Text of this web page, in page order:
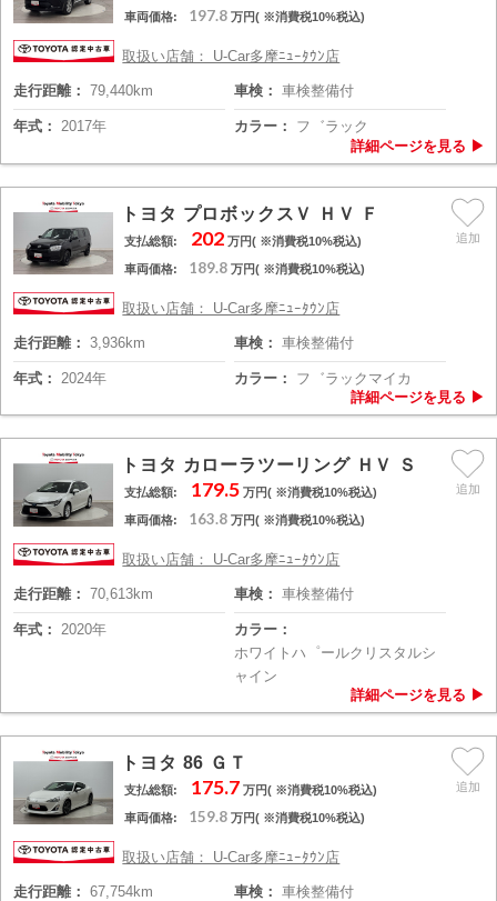
車両価格: 197.8 万円( ※消費税10%税込)
取扱い店舗： U-Car多摩ﾆｭｰﾀｳﾝ店
走行距離： 79,440km 車検： 車検整備付
年式： 2017年 カラー： フ゛ラック
トヨタ プロボックスＶ ＨＶ Ｆ
支払総額: 202万円( ※消費税10%税込)
車両価格: 189.8 万円( ※消費税10%税込)
取扱い店舗： U-Car多摩ﾆｭｰﾀｳﾝ店
走行距離： 3,936km 車検： 車検整備付
年式： 2024年 カラー： フ゛ラックマイカ
トヨタ カローラツーリング ＨＶ Ｓ
支払総額: 179.5万円( ※消費税10%税込)
車両価格: 163.8 万円( ※消費税10%税込)
取扱い店舗： U-Car多摩ﾆｭｰﾀｳﾝ店
走行距離： 70,613km 車検： 車検整備付
年式： 2020年
カラー：
ホワイトハ゜ールクリスタルシ
ャイン
トヨタ 86 ＧＴ
支払総額: 175.7万円( ※消費税10%税込)
車両価格: 159.8 万円( ※消費税10%税込)
取扱い店舗： U-Car多摩ﾆｭｰﾀｳﾝ店
走行距離： 67,754km 車検： 車検整備付